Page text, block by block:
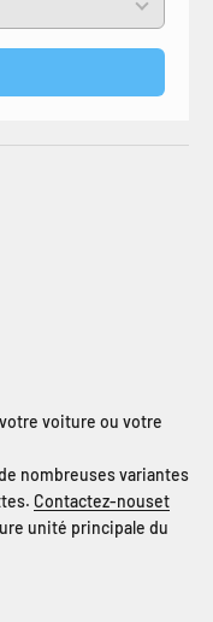
voiture ou votre
nombreuses variantes
Contactez-nouset
unité principale du